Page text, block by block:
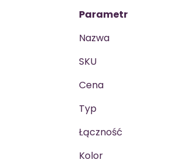
Parametr
Nazwa
SKU
Cena
Typ
Łączność
Kolor